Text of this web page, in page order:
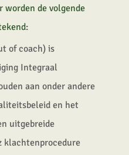
worden de volgende
of coach) is
Integraal
aan onder andere
en het
uitgebreide
klachtenprocedure